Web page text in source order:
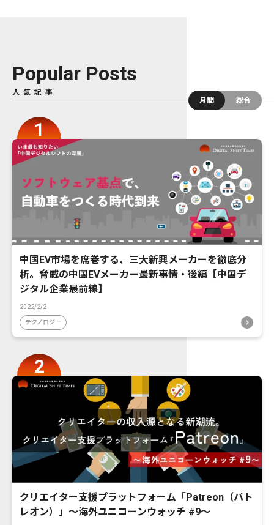
Popular Posts
人気記事
月間
総合
中国EV市場を席巻する、三大新興メーカーを徹底分
析。脅威の中国EVメーカー最新事情・後編【中国デ
ジタル企業最前線】
2022/2/2
テクノロジー
クリエイター支援プラットフォーム「Patreon（パト
レオン）」〜海外ユニコーンウォッチ #9〜